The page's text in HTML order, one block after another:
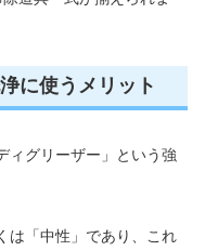
に使うメリット
ィグリーザー」という強
は「中性」であり、これ